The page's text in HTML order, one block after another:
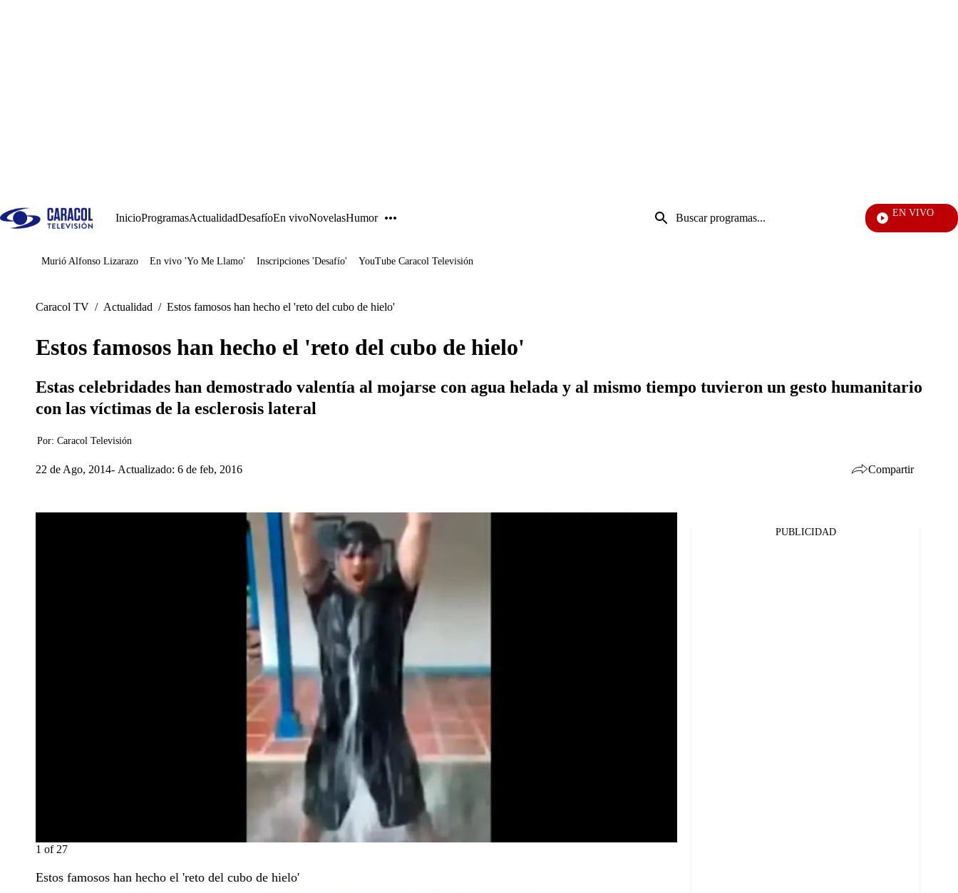
InicioProgramasActualidadDesafíoEn vivoNovelasHumor
Entrada
de
EN VIVO
Rafael
Juegos
Murió Alfonso Lizarazo En vivo 'Yo Me Llamo' Inscripciones 'Desafío' YouTube Caracol Televisión
Caracol TV / Actualidad / Estos famosos han hecho el 'reto del cubo de hielo'
Estos famosos han hecho el 'reto del cubo de hielo'
Estas celebridades han demostrado valentía al mojarse con agua helada y al mismo tiempo tuvieron un gesto humanitario
con las víctimas de la esclerosis lateral
Por: Caracol Televisión
22 de Ago, 2014 Actualizado: 6 de feb, 2016 Compartir
1 of 27
Estos famosos han hecho el 'reto del cubo de hielo'
PUBLICIDAD